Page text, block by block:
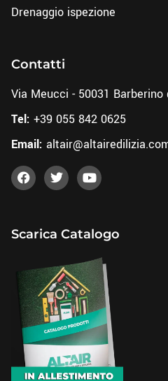
Drenaggio ispezione
Contatti
Via Meucci - 50031
Tel: +39 055 842 0625
Email:
Scarica Catalogo